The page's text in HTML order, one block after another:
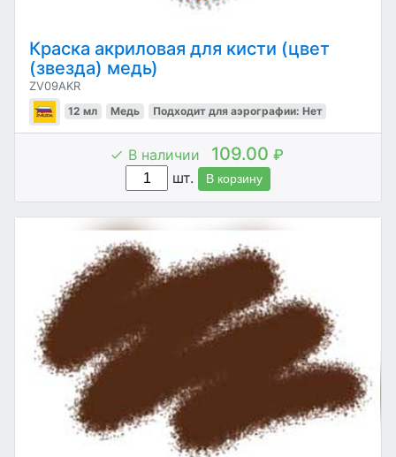
Краска акриловая для кисти (цвет
(звезда) медь)
ZV09AKR
12 мл Медь Подходит для аэрографии: Нет
В наличии 109.00 ₽
шт.
В корзину